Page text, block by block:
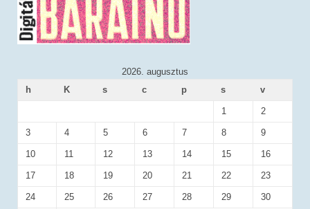
2026. augusztus
h
K s c p s v
1 2
3 4 5 6 7 8 9
10 11 12 13 14 15 16
17 18 19 20 21 22 23
24 25 26 27 28 29 30